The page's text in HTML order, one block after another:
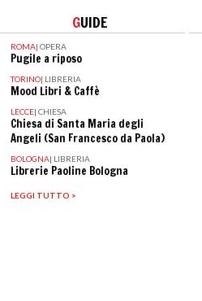
GUIDE
ROMA| OPERA
Pugile a riposo
TORINO| LIBRERIA
Mood Libri & Caffè
LECCE| CHIESA
Chiesa di Santa Maria degli
Angeli (San Francesco da Paola)
BOLOGNA| LIBRERIA
Librerie Paoline Bologna
LEGGI TUTTO >